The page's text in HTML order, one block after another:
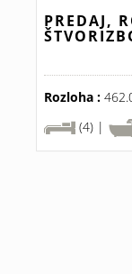
PREDAJ,
Rozloha :
(4) |